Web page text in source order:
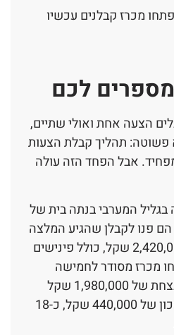
מכרז קבלנים עכשיו
לכם
הצעה אחת ואולי שתיים,
פשוטה: תהליך קבלת הצעות
אבל הפחד הזה עולה
המערבי בנתה בית של
מטר רבוע ב-2025. הם פנו לקבלן שהגיע המלצה
מחבר. הצעתו הייתה 2,420,000 שקל, כולל פינישים
מכרז מסודר לחמישה
קבלנים, קיבלו הצעה מנצחת של 1,980,000 שקל
לאותו מפרט בדיוק. חיסכון של 440,000 שקל, כ-18